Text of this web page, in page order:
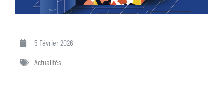
5 Février 2026
Actualités